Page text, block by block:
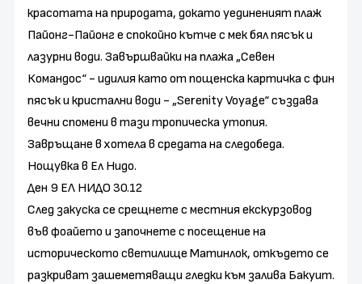
красотата на природата, докато уединеният плаж
Пайонг-Пайонг е спокойно кътче с мек бял пясък и
лазурни води. Завършвайки на плажа „Севен
Командос“ - идилия като от пощенска картичка с фин
пясък и кристални води - „Serenity Voyage“ създава
вечни спомени в тази тропическа утопия.
Завръщане в хотела в средата на следобеда.
Нощувка в Ел Нидо.
Ден 9 ЕЛ НИДО 30.12
След закуска се срещнете с местния екскурзовод
във фоайето и започнете с посещение на
историческото светилище Матинлок, откъдето се
разкриват зашеметяващи гледки към залива Бакуит.